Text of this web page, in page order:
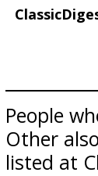
People
Other
listed at